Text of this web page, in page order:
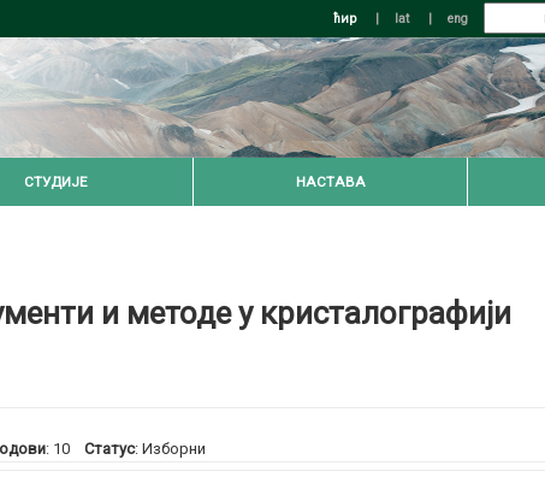
ћир | lat | eng
СТУДИЈЕ НАСТАВА
и методе у кристалографији
: 10Статус: Изборни